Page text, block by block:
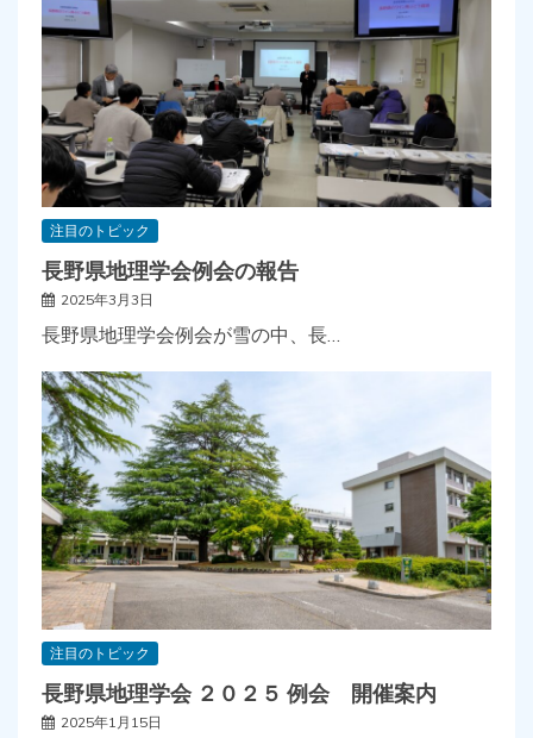
注目のトピック
長野県地理学会例会の報告
2025年3月3日
長野県地理学会例会が雪の中、長…
注目のトピック
長野県地理学会 ２０２５ 例会 開催案内
2025年1月15日